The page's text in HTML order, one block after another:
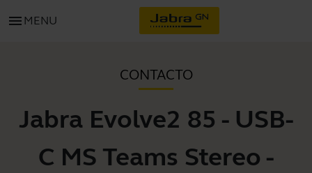
menu MENU
CONTACTO
Jabra Evolve2 85 - USB-
C MS Teams Stereo -